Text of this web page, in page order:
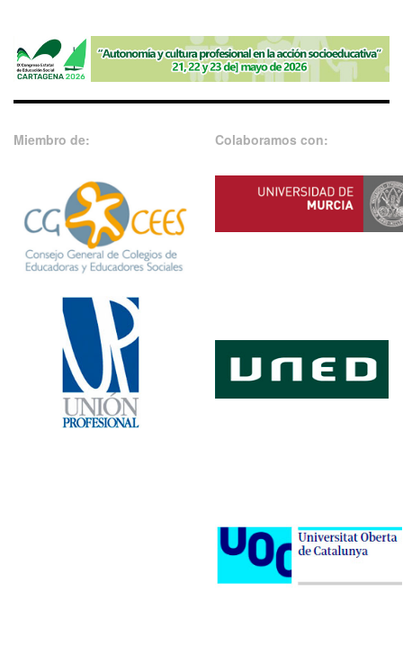
Miembro de: Colaboramos con: